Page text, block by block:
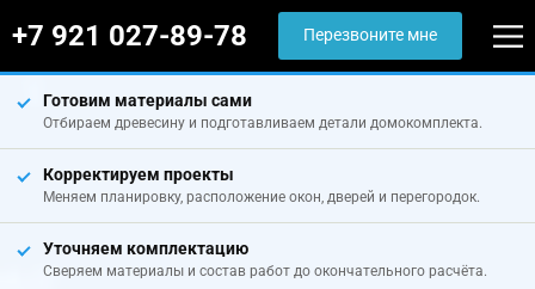
+7 921 027-89-78 Перезвоните мне
Готовим материалы сами
Отбираем древесину и подготавливаем детали домокомплекта.
Корректируем проекты
Меняем планировку, расположение окон, дверей и перегородок.
Уточняем комплектацию
Сверяем материалы и состав работ до окончательного расчёта.